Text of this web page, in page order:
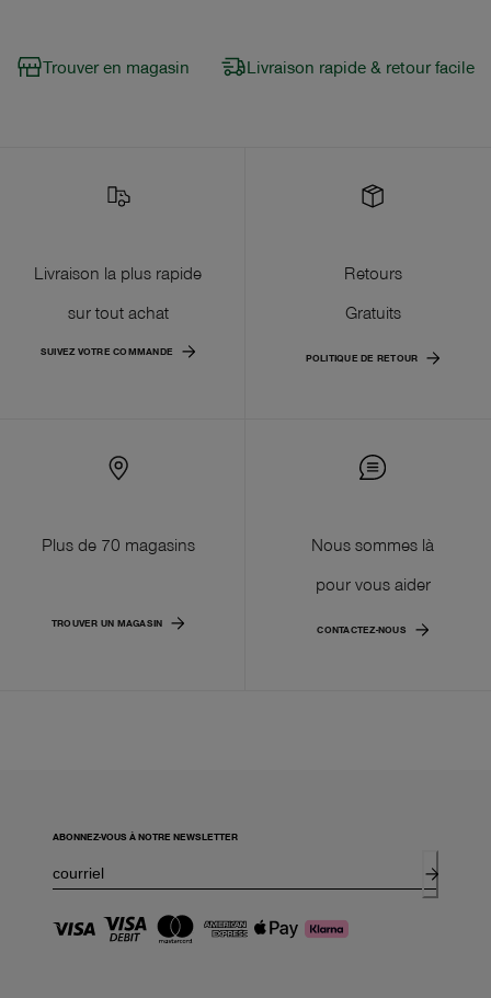
Trouver en magasin Livraison rapide & retour facile
Livraison la plus rapide
sur tout achat
SUIVEZ VOTRE COMMANDE
Retours
Gratuits
POLITIQUE DE RETOUR
Plus de 70 magasins
TROUVER UN MAGASIN
Nous sommes là
pour vous aider
CONTACTEZ-NOUS
ABONNEZ-VOUS À NOTRE NEWSLETTER